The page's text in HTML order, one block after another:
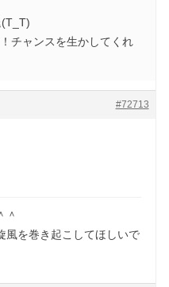
チャンスを生かしてくれ
#72713
＾
風を巻き起こしてほしいで